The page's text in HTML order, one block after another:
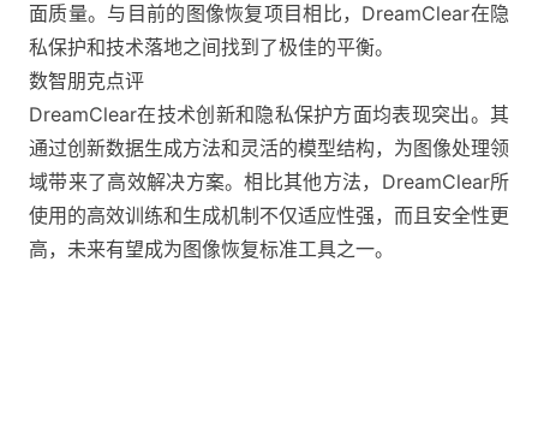
面质量。与目前的图像恢复项目相比，DreamClear在隐
私保护和技术落地之间找到了极佳的平衡​。
数智朋克点评
DreamClear在技术创新和隐私保护方面均表现突出。其
通过创新数据生成方法和灵活的模型结构，为图像处理领
域带来了高效解决方案。相比其他方法，DreamClear所
使用的高效训练和生成机制不仅适应性强，而且安全性更
高，未来有望成为图像恢复标准工具之一。